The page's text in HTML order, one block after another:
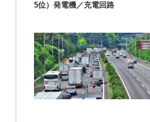
5位）発電機／充電回路